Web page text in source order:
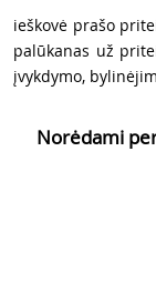
ieškovė prašo
palūkanas už
įvykdymo,
Norėdami